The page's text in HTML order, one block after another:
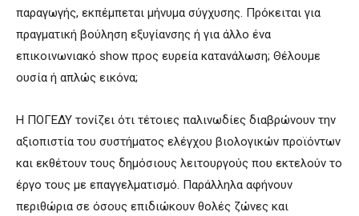
παραγωγής, εκπέμπεται μήνυμα σύγχυσης. Πρόκειται για
πραγματική βούληση εξυγίανσης ή για άλλο ένα
επικοινωνιακό show προς ευρεία κατανάλωση; Θέλουμε
ουσία ή απλώς εικόνα;
Η ΠΟΓΕΔΥ τονίζει ότι τέτοιες παλινωδίες διαβρώνουν την
αξιοπιστία του συστήματος ελέγχου βιολογικών προϊόντων
και εκθέτουν τους δημόσιους λειτουργούς που εκτελούν το
έργο τους με επαγγελματισμό. Παράλληλα αφήνουν
περιθώρια σε όσους επιδιώκουν θολές ζώνες και